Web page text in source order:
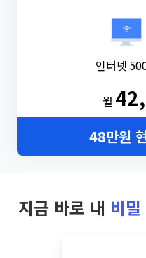
인터넷
월
48만원
지금 바로 내 비